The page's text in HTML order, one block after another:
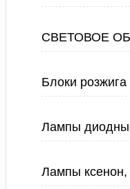
СВЕТОВОЕ
Блоки розжига
Лампы
Лампы ксенон,